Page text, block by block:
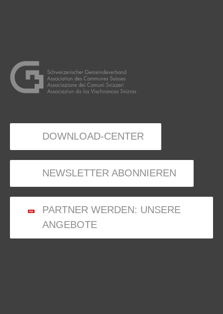
DOWNLOAD-CENTER
NEWSLETTER ABONNIEREN
PARTNER WERDEN: UNSERE
ANGEBOTE